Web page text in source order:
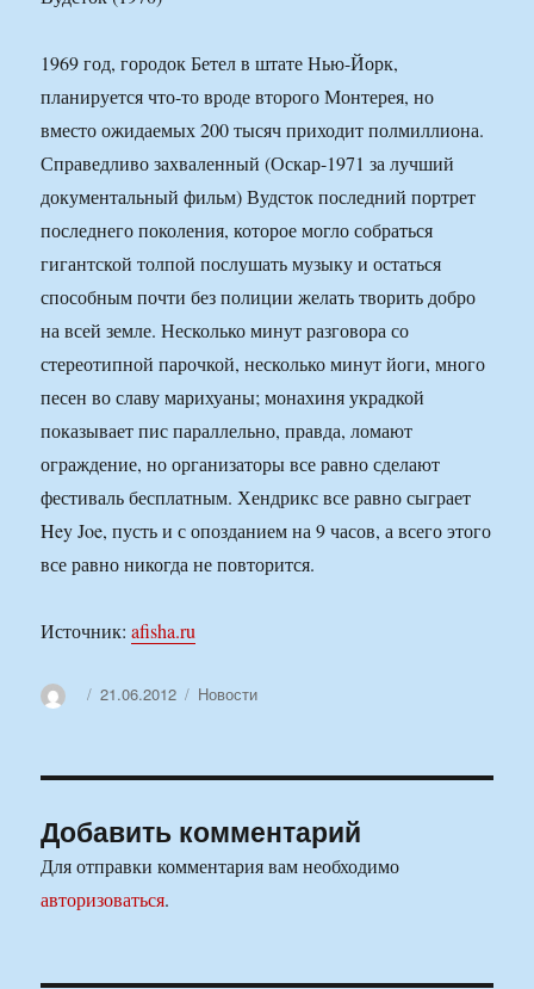
1969 год, городок Бетел в штате Нью-Йорк,
планируется что-то вроде второго Монтерея, но
вместо ожидаемых 200 тысяч приходит полмиллиона.
Справедливо захваленный (Оскар-1971 за лучший
документальный фильм) Вудсток последний портрет
последнего поколения, которое могло собраться
гигантской толпой послушать музыку и остаться
способным почти без полиции желать творить добро
на всей земле. Несколько минут разговора со
стереотипной парочкой, несколько минут йоги, много
песен во славу марихуаны; монахиня украдкой
показывает пис параллельно, правда, ломают
ограждение, но организаторы все равно сделают
фестиваль бесплатным. Хендрикс все равно сыграет
Hey Joe, пусть и с опозданием на 9 часов, а всего этого
все равно никогда не повторится.
Источник:afisha.ru
АвторОпубликовано
21.06.2012 Рубрики
Новости
Добавить комментарий
Для отправки комментария вам необходимо
авторизоваться.